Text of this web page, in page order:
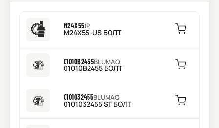
M24X55IP
M24X55-US БОЛТ
01010B2455BLUMAQ
01010B2455 БОЛТ
0101032455BLUMAQ
0101032455 ST БОЛТ